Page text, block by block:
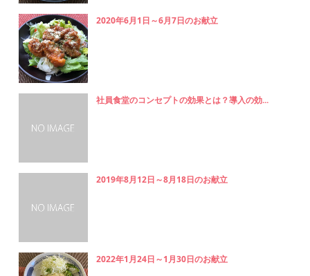
2020年6月1日～6月7日のお献立
社員食堂のコンセプトの効果とは？導入の効...
2019年8月12日～8月18日のお献立
2022年1月24日～1月30日のお献立